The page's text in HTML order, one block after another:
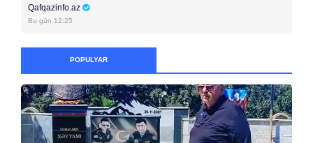
Qafqazinfo.az
Bu gün 12:25
POPULYAR